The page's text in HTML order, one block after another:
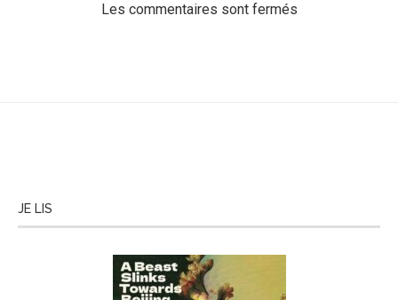
Les commentaires sont fermés
JE LIS